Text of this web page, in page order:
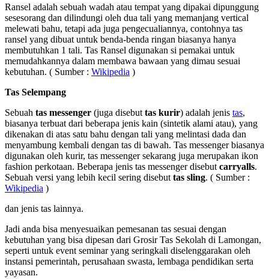
Ransel adalah sebuah wadah atau tempat yang dipakai dipunggung
sesesorang dan dilindungi oleh dua tali yang memanjang vertical
melewati bahu, tetapi ada juga pengecualiannya, contohnya tas
ransel yang dibuat untuk benda-benda ringan biasanya hanya
membutuhkan 1 tali. Tas Ransel digunakan si pemakai untuk
memudahkannya dalam membawa bawaan yang dimau sesuai
kebutuhan. ( Sumber : Wikipedia )
Tas Selempang
Sebuah tas messenger (juga disebut tas kurir) adalah jenis tas,
biasanya terbuat dari beberapa jenis kain (sintetik alami atau), yang
dikenakan di atas satu bahu dengan tali yang melintasi dada dan
menyambung kembali dengan tas di bawah. Tas messenger biasanya
digunakan oleh kurir, tas messenger sekarang juga merupakan ikon
fashion perkotaan. Beberapa jenis tas messenger disebut carryalls.
Sebuah versi yang lebih kecil sering disebut tas sling. ( Sumber :
Wikipedia )
dan jenis tas lainnya.
Jadi anda bisa menyesuaikan pemesanan tas sesuai dengan
kebutuhan yang bisa dipesan dari Grosir Tas Sekolah di Lamongan,
seperti untuk event seminar yang seringkali diselenggarakan oleh
instansi pemerintah, perusahaan swasta, lembaga pendidikan serta
yayasan.